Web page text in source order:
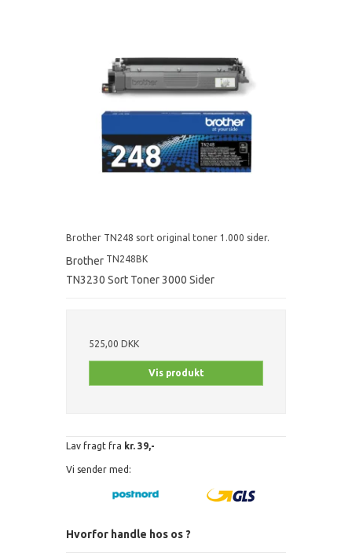
Brother TN248 sort original toner 1.000 sider.
Brother TN248BK
TN3230 Sort Toner 3000 Sider
525,00 DKK
Vis produkt
Lav fragt fra kr. 39,-
Vi sender med:
Hvorfor handle hos os ?